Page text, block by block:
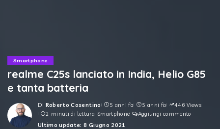
Smartphone
realme C25s lanciato in India, Helio G85
e tanta batteria
Posted
by
Di Roberto Cosentino 5 anni fa 5 anni fa
446 Views
2 minuti di lettura Smartphone
Aggiungi commento
Ultimo update: 8 Giugno 2021